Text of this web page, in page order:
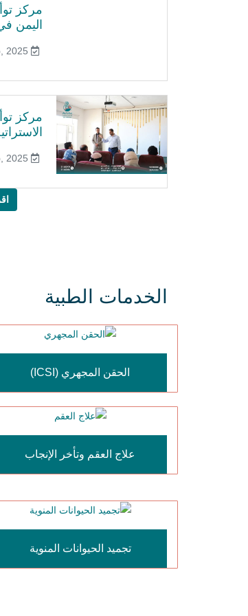
مركز
اليمن
مركز
الخدمات الطبية
الحقن المجهري (ICSI)
علاج العقم وتأخر الإنجاب
تجميد الحيوانات المنوية